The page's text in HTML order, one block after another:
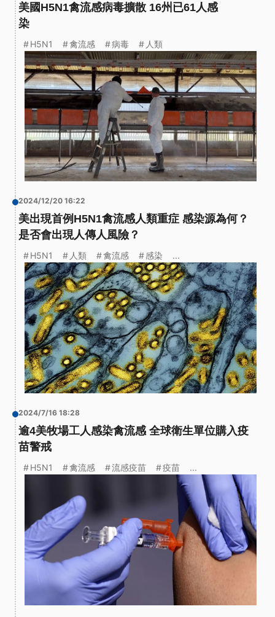
美國H5N1禽流感病毒擴散 16州已61人感
染
H5N1 禽流感 病毒 人類
2024/12/20 16:22
美出現首例H5N1禽流感人類重症 感染源為何？
是否會出現人傳人風險？
H5N1 人類 禽流感 感染 ...
2024/7/16 18:28
逾4美牧場工人感染禽流感 全球衛生單位購入疫
苗警戒
H5N1 禽流感 流感疫苗 疫苗 ...